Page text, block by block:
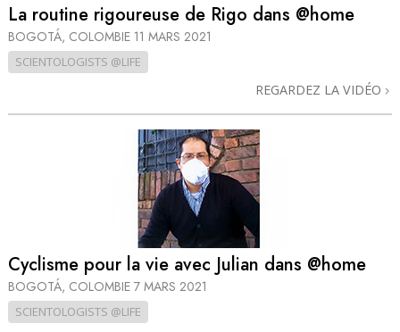
La routine rigoureuse de Rigo dans @home
BOGOTÁ, COLOMBIE 11 MARS 2021
SCIENTOLOGISTS @LIFE
REGARDEZ LA VIDÉO
Cyclisme pour la vie avec Julian dans @home
BOGOTÁ, COLOMBIE 7 MARS 2021
SCIENTOLOGISTS @LIFE